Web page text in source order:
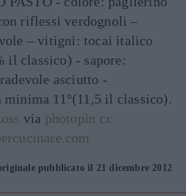
riflessi verdognoli –
– vitigni: tocai italico
il classico) - sapore:
asciutto -
minima 11°(11,5 il classico).
via photopin cc
pubblicato il 21 dicembre 2012